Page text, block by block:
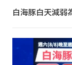
白海豚白天減弱